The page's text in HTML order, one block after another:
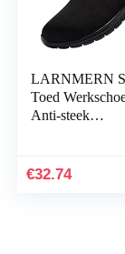
LARNMERN
Toed
Anti-steek
Lichtgewicht Slip
€32.74